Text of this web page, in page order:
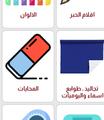
اقلام الحبر الالوان
تجاليد , طوابع
اسماء واليوميات
المحايات